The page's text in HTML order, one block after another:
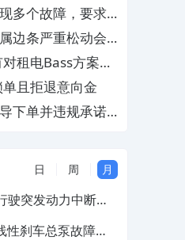
多个故障，要求
边条严重松动会
车租电Bass方案作
且拒退意向金
下单并违规承诺
日 周 月
驶突发动力中断，
性刹车总泵故障，